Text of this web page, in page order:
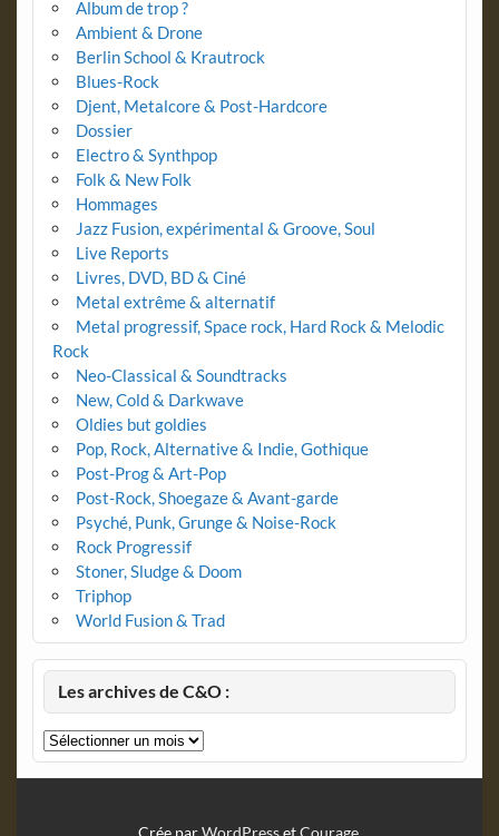
Album de trop ?
Ambient & Drone
Berlin School & Krautrock
Blues-Rock
Djent, Metalcore & Post-Hardcore
Dossier
Electro & Synthpop
Folk & New Folk
Hommages
Jazz Fusion, expérimental & Groove, Soul
Live Reports
Livres, DVD, BD & Ciné
Metal extrême & alternatif
Metal progressif, Space rock, Hard Rock & Melodic
Rock
Neo-Classical & Soundtracks
New, Cold & Darkwave
Oldies but goldies
Pop, Rock, Alternative & Indie, Gothique
Post-Prog & Art-Pop
Post-Rock, Shoegaze & Avant-garde
Psyché, Punk, Grunge & Noise-Rock
Rock Progressif
Stoner, Sludge & Doom
Triphop
World Fusion & Trad
Les archives de C&O :
Les
archives
Crée parWordPressetCourage.